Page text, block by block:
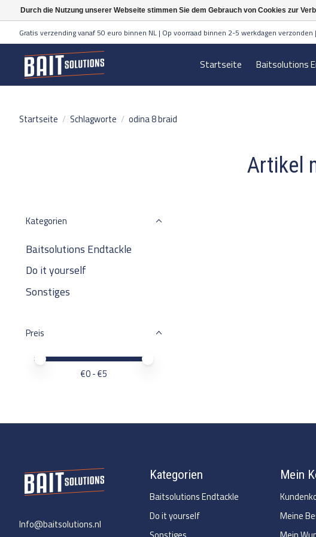
Gratis verzending vanaf 50 euro binnen NL | Op voorraad binnen 2-5 werkdagen
Startseite Baitsolutions
Startseite / Schlagworte / odina 8 braid
Artikel
Kategorien
Baitsolutions Endtackle
Do it yourself
Sonstiges
Preis
Preis – Mindestwert
Price maximum value
€0- €5
Info@baitsolutions.nl
Kategorien
Baitsolutions Endtackle
Do it yourself
Mein
Meine
Durch die Nutzung unserer Webseite stimmen Sie dem Gebrauch von Cookies zur